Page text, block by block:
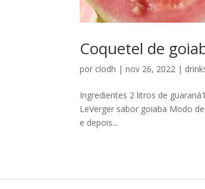
Coquetel de
por clodh |nov 26, 2022 |
Ingredientes 2 litros de
LeVerger sabor goiaba Modo
e depois...